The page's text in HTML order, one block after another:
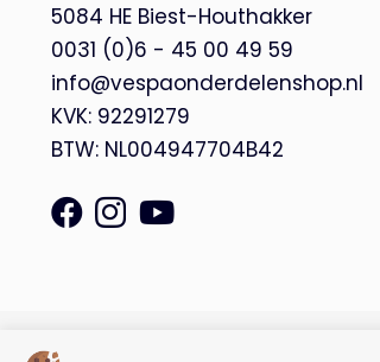
5084 HE Biest-Houthakker
0031 (0)6 - 45 00 49 59
info@vespaonderdelenshop.nl
KVK: 92291279
BTW: NL004947704B42
© Copyright 2026 – De Vespa Garage |